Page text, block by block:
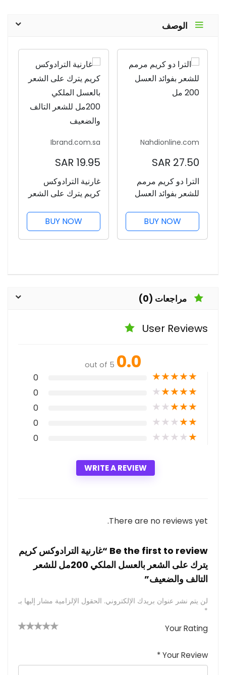
الوصف
Nahdionline.com
27.50 SAR
الترا دو كريم مرمم
للشعر بفوائد العسل
BUY NOW
Ibrand.com.sa
19.95 SAR
غارنية الترادوكس
كريم يترك على الشعر
200مل للشعر التالف
والضعيف
BUY NOW
مراجعات (0)
User Reviews
0.0
out of 5
★
★
★
★
★
0
★
★
★
★
★
0
★
★
★
★
★
0
★
★
★
★
★
0
★
★
★
★
★
0
WRITE A REVIEW
There are no reviews yet.
Be the first to review “غارنية الترادوكس كريم
يترك على الشعر بالعسل الملكي 200مل للشعر
التالف والضعيف”
لن يتم نشر عنوان بريدك الإلكتروني. الحقول الإلزامية مشار إليها بـ
*
Your Rating
ن
أصلنجومنجوم
Your Review
*